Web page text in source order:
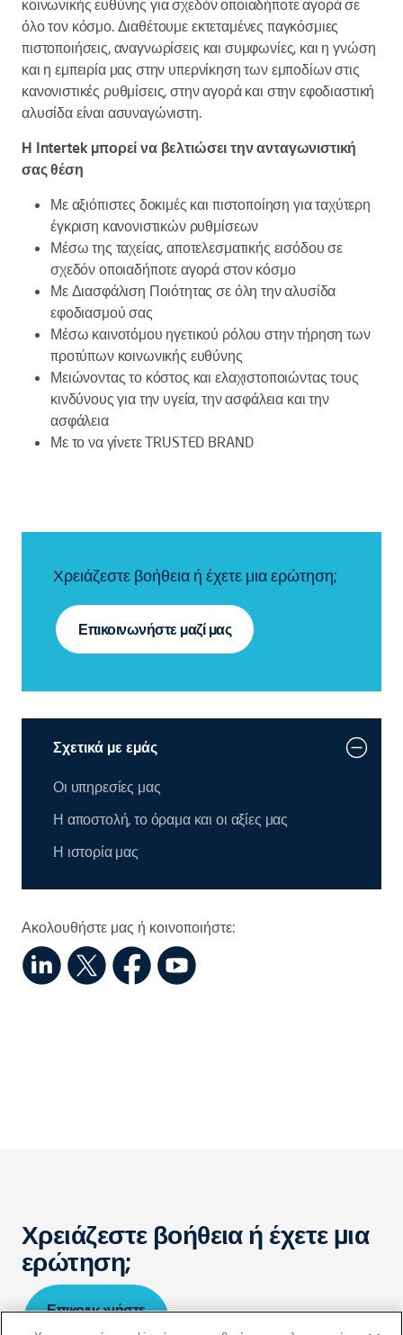
κοινωνικής ευθύνης για σχεδόν οποιαδήποτε αγορά σε
όλο τον κόσμο. Διαθέτουμε εκτεταμένες παγκόσμιες
πιστοποιήσεις, αναγνωρίσεις και συμφωνίες, και η γνώση
και η εμπειρία μας στην υπερνίκηση των εμποδίων στις
κανονιστικές ρυθμίσεις, στην αγορά και στην εφοδιαστική
αλυσίδα είναι ασυναγώνιστη.
Η Intertek μπορεί να βελτιώσει την ανταγωνιστική
σας θέση
Με αξιόπιστες δοκιμές και πιστοποίηση για ταχύτερη
έγκριση κανονιστικών ρυθμίσεων
Μέσω της ταχείας, αποτελεσματικής εισόδου σε
σχεδόν οποιαδήποτε αγορά στον κόσμο
Με Διασφάλιση Ποιότητας σε όλη την αλυσίδα
εφοδιασμού σας
Μέσω καινοτόμου ηγετικού ρόλου στην τήρηση των
προτύπων κοινωνικής ευθύνης
Μειώνοντας το κόστος και ελαχιστοποιώντας τους
κινδύνους για την υγεία, την ασφάλεια και την
ασφάλεια
Με το να γίνετε TRUSTED BRAND
Χρειάζεστε βοήθεια ή έχετε μια ερώτηση;
Επικοινωνήστε μαζί μας
Σχετικά με εμάς
Οι υπηρεσίες μας
Η αποστολή, το όραμα και οι αξίες μας
Η ιστορία μας
Ακολουθήστε μας ή κοινοποιήστε:
Χρειάζεστε βοήθεια ή έχετε μια
ερώτηση;
Επικοινωνήστε